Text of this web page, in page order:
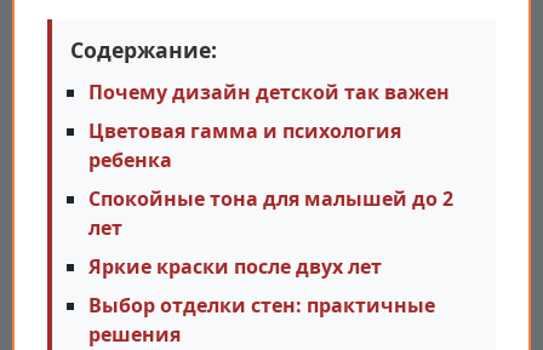
Содержание:
Почему дизайн детской так важен
Цветовая гамма и психология
ребенка
Спокойные тона для малышей до 2
лет
Яркие краски после двух лет
Выбор отделки стен: практичные
решения